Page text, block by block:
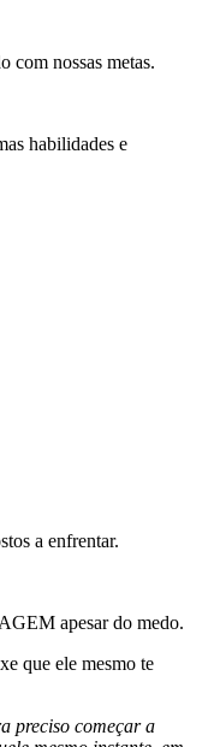
com nossas metas.
habilidades e
a enfrentar.
apesar do medo.
que ele mesmo te
preciso começar a